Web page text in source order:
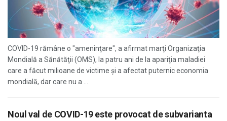
COVID-19 rămâne o "ameninţare", a afirmat marţi Organizaţia
Mondială a Sănătăţii (OMS), la patru ani de la apariţia maladiei
care a făcut milioane de victime şi a afectat puternic economia
mondială, dar care nu a ...
Noul val de COVID-19 este provocat de subvarianta